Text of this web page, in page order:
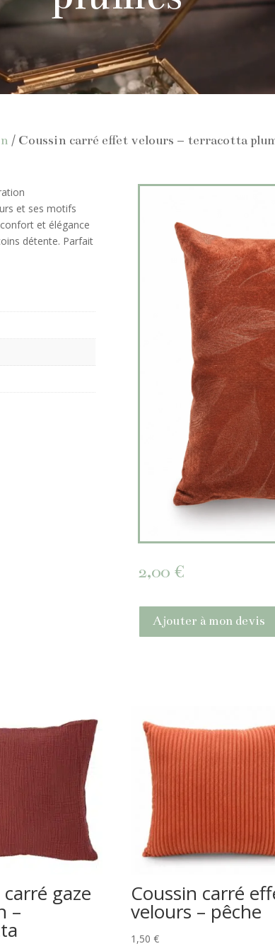
/ Coussin carré effet velours – terracotta
et ses motifs
et élégance
détente. Parfait
2,00 €
Ajouter à mon devis
gaze
–
Coussin carré
velours – pêche
1,50€